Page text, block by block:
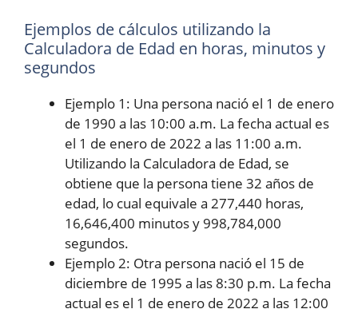
Ejemplos de cálculos utilizando la
Calculadora de Edad en horas, minutos y
segundos
Ejemplo 1: Una persona nació el 1 de enero
de 1990 a las 10:00 a.m. La fecha actual es
el 1 de enero de 2022 a las 11:00 a.m.
Utilizando la Calculadora de Edad, se
obtiene que la persona tiene 32 años de
edad, lo cual equivale a 277,440 horas,
16,646,400 minutos y 998,784,000
segundos.
Ejemplo 2: Otra persona nació el 15 de
diciembre de 1995 a las 8:30 p.m. La fecha
actual es el 1 de enero de 2022 a las 12:00